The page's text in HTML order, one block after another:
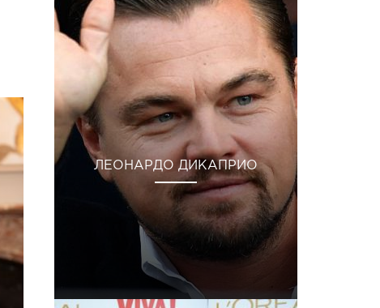
ЛЕОНАРДО ДИКАПРИО